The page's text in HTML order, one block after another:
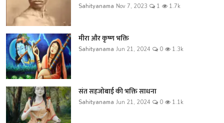
Sahityanama Nov 7, 2023 1 1.7k
मीरा और कृष्ण भक्ति
Sahityanama Jun 21, 2024 0 1.3k
संत सहजोबाई की भक्ति साधना
Sahityanama Jun 21, 2024 0 1.1k